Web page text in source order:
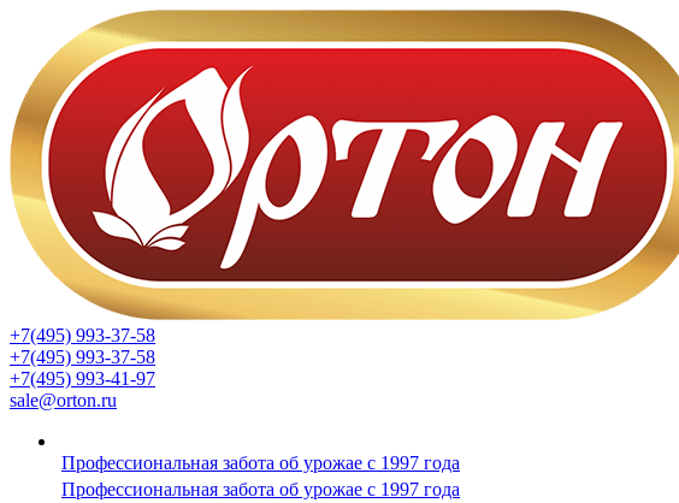
+7(495) 993-37-58
+7(495) 993-37-58
+7(495) 993-41-97
sale@orton.ru
Профессиональная забота об урожае с 1997 года
Профессиональная забота об урожае с 1997 года